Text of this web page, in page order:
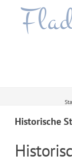
Historische